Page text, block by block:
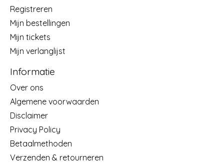
Registreren
Mijn bestellingen
Mijn tickets
Mijn verlanglijst
Informatie
Over ons
Algemene voorwaarden
Disclaimer
Privacy Policy
Betaalmethoden
Verzenden & retourneren